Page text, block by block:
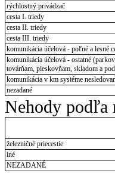
rýchlostný privádzač
cesta I. triedy
cesta II. triedy
cesta III. triedy
komunikácia účelová - poľné a lesné
komunikácia účelová - ostatné
továrňam, pieskovňam, skladom a
komunikácia v km systéme
nezadané
Nehody podľa
železničné priecestie
iné
NEZADANÉ